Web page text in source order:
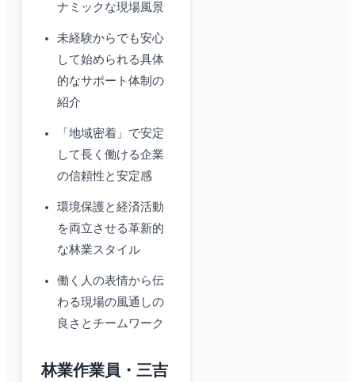
ナミックな現場風景
未経験からでも安心
して始められる具体
的なサポート体制の
紹介
「地域密着」で安定
して長く働ける企業
の信頼性と安定感
環境保護と経済活動
を両立させる革新的
な林業スタイル
働く人の表情から伝
わる現場の風通しの
良さとチームワーク
林業作業員・三吉